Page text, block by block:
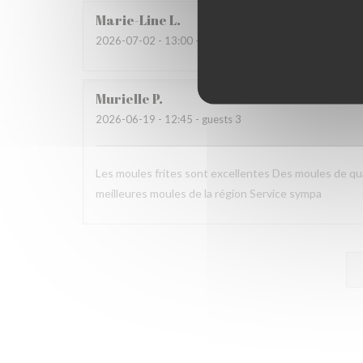
Marie-LineL
2026-07-02 - 13:00 - guests 2
MurielleP
2026-06-19 - 12:45 - guests 3
Les moules frites sont excellentes Des moules de
meilleures moules de la région Service sympa